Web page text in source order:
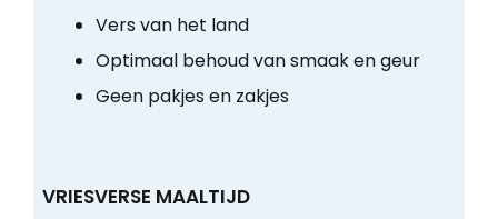
Vers van het land
Optimaal behoud van smaak en geur
Geen pakjes en zakjes
VRIESVERSE MAALTIJD